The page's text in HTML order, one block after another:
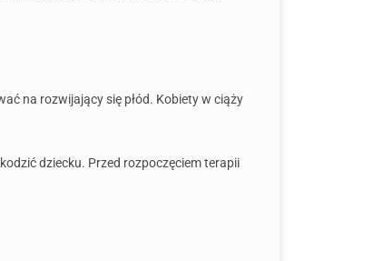
na rozwijający się płód. Kobiety w ciąży
dziecku. Przed rozpoczęciem terapii